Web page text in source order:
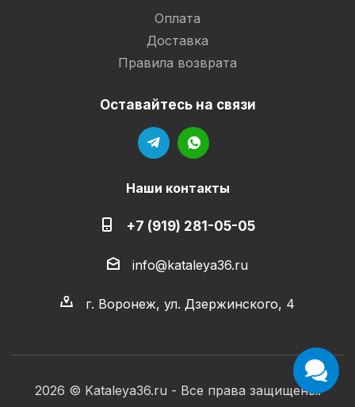
Оплата
Доставка
Правила возврата
Оставайтесь на связи
Наши контакты
+7 (919) 281-05-05
info@kataleya36.ru
г. Воронеж, ул. Дзержинского, 4
2026 © Kataleya36.ru - Все права защищены.